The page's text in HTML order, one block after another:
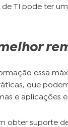
TI pode ter
essa
que
e aplicações
obter suporte